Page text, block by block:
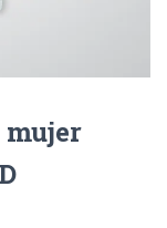
mujer